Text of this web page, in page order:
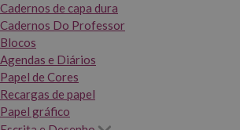
Cadernos de capa dura
Cadernos Do Professor
Blocos
Agendas e Diários
Papel de Cores
Recargas de papel
Papel gráfico